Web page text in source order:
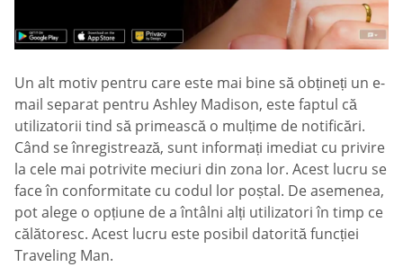
Un alt motiv pentru care este mai bine să obțineți un e-
mail separat pentru Ashley Madison, este faptul că
utilizatorii tind să primească o mulțime de notificări.
Când se înregistrează, sunt informați imediat cu privire
la cele mai potrivite meciuri din zona lor. Acest lucru se
face în conformitate cu codul lor poștal. De asemenea,
pot alege o opțiune de a întâlni alți utilizatori în timp ce
călătoresc. Acest lucru este posibil datorită funcției
Traveling Man.